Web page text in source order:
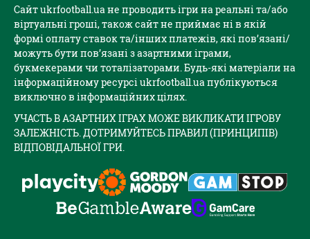
Сайт ukrfootball.ua не проводить ігри на реальні та/або
віртуальні гроші, також сайт не приймає ні в якій
формі оплату ставок та/інших платежів, які пов’язані/
можуть бути пов’язані з азартними іграми,
букмекерами чи тоталізаторами. Будь-які матеріали на
інформаційному ресурсі ukrfootball.ua публікуються
виключно в інформаційних цілях.
УЧАСТЬ В АЗАРТНИХ ІГРАХ МОЖЕ ВИКЛИКАТИ ІГРОВУ
ЗАЛЕЖНІСТЬ. ДОТРИМУЙТЕСЬ ПРАВИЛ (ПРИНЦИПІВ)
ВІДПОВІДАЛЬНОЇ ГРИ.